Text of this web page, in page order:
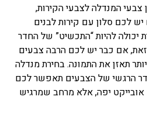
המנדלה לצבעי הקירות,
לכם סלון עם קירות לבנים
יכולה להיות “התכשיט” של החדר
זאת, אם כבר יש לכם הרבה צבעים
תאזן את התמונה. בחירת מנדלה
הרגשי של הצבעים תאפשר לכם
אובייקט יפה, אלא מרחב שמרגיש